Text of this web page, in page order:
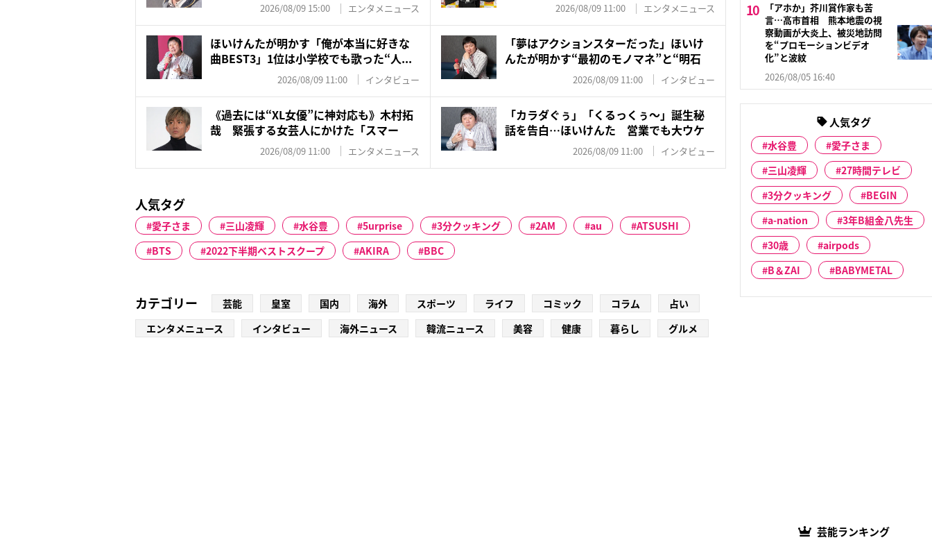
2026/08/09 15:00 エンタメニュース 2026/08/09 11:00 エンタメニュース
ほいけんたが明かす「俺が本当に好きな
曲BEST3」1位は小学校でも歌った“人...
2026/08/09 11:00 インタビュー
「夢はアクションスターだった」ほいけ
んたが明かす“最初のモノマネ”と“明石
2026/08/09 11:00 インタビュー
《過去には“XL女優”に神対応も》木村拓
哉 緊張する女芸人にかけた「スマー
2026/08/09 11:00 エンタメニュース
「カラダぐぅ」「くるっくぅ〜」誕生秘
話を告白…ほいけんた 営業でも大ウケ
2026/08/09 11:00 インタビュー
人気タグ
愛子さま 三山凌輝 水谷豊 5urprise 3分クッキング 2AM au
ATSUSHI
BTS
2022下半期ベストスクープ AKIRA BBC
カテゴリー 芸能 皇室 国内 海外 スポーツ ライフ コミック コラム
占い
エンタメニュース
インタビュー 海外ニュース 韓流ニュース 美容 健康 暮らし グルメ
「アホか」芥川賞作家も苦
言…高市首相 熊本地震の視
察動画が大炎上、被災地訪問
を“プロモーションビデオ
化”と波紋
2026/08/05 16:40
人気タグ
水谷豊
愛子さま
三山凌輝
27時間テレビ
3分クッキング
BEGIN
a-nation
3年B組金八先生
30歳
airpods
B＆ZAI
BABYMETAL
芸能ランキング